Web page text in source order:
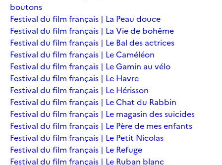
boutons
Festival du film français | La Peau douce
Festival du film français | La Vie de bohême
Festival du film français | Le Bal des actrices
Festival du film français | Le Caméléon
Festival du film français | Le Gamin au vélo
Festival du film français | Le Havre
Festival du film français | Le Hérisson
Festival du film français | Le Chat du Rabbin
Festival du film français | Le magasin des suicides
Festival du film français | Le Père de mes enfants
Festival du film français | Le Petit Nicolas
Festival du film français | Le Refuge
Festival du film français | Le Ruban blanc